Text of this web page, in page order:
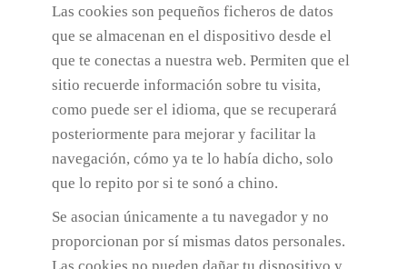
Las cookies son pequeños ficheros de datos
que se almacenan en el dispositivo desde el
que te conectas a nuestra web. Permiten que el
sitio recuerde información sobre tu visita,
como puede ser el idioma, que se recuperará
posteriormente para mejorar y facilitar la
navegación, cómo ya te lo había dicho, solo
que lo repito por si te sonó a chino.
Se asocian únicamente a tu navegador y no
proporcionan por sí mismas datos personales.